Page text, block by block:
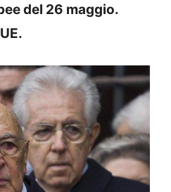
del 26 maggio.